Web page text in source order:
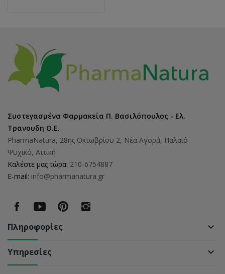
Συστεγασμένα Φαρμακεία Π. Βασιλόπουλος - Ελ.
Τρανουδη Ο.Ε.
PharmaNatura, 28ης Οκτωβρίου 2, Νέα Αγορά, Παλαιό
Ψυχικό, Αττική
Καλέστε μας τώρα: 210-6754887
E-mail: info@pharmanatura.gr
Πληροφορίες keyboard_arrow_down
Υπηρεσίες keyboard_arrow_down